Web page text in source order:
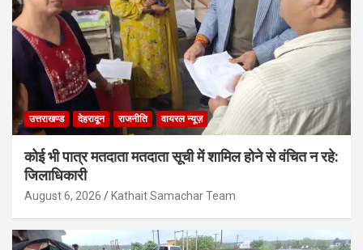
उत्तराखण्ड देहरादून राजनीति वायरल न्यूज़
कोई भी पात्र मतदाता मतदाता सूची में शामिल होने से वंचित न रहे:
जिलाधिकारी
August 6, 2026 Kathait Samachar Team